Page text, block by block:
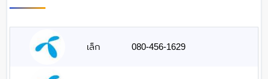
เล็ก 080-456-1629